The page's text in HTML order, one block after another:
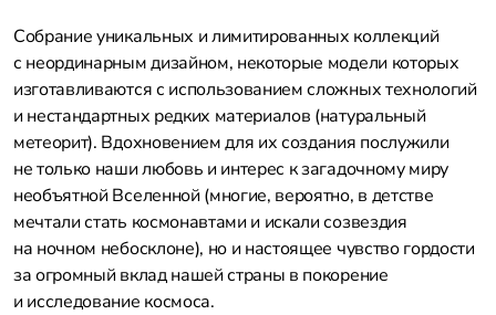
Собрание уникальных и лимитированных коллекций
с неординарным дизайном, некоторые модели которых
изготавливаются с использованием сложных технологий
и нестандартных редких материалов (натуральный
метеорит). Вдохновением для их создания послужили
не только наши любовь и интерес к загадочному миру
необъятной Вселенной (многие, вероятно, в детстве
мечтали стать космонавтами и искали созвездия
на ночном небосклоне), но и настоящее чувство гордости
за огромный вклад нашей страны в покорение
и исследование космоса.